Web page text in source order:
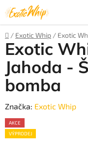
Prejsť
na
obsah
Domov
/ Exotic Whip / Exotic
Exotic
Jahoda -
bomba
Značka: Exotic Whip
AKCE
VÝPRODEJ